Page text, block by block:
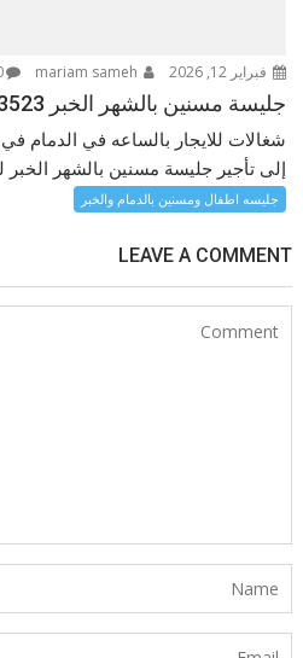
فبراير 12, 2026
جليسة مسنين بالشهر الخبر 0583873523
شغالات للايجار بالساعه في الدمام
إلى تأجير جليسة مسنين بالشهر
جليسه اطفال ومسنين بالدمام والخبر
LEAVE A COMMENT